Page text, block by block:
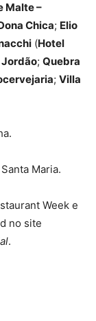
Malte –
Chica; Elio
(Hotel
Jordão; Quebra
; Villa
Maria.
Week e
no site
.